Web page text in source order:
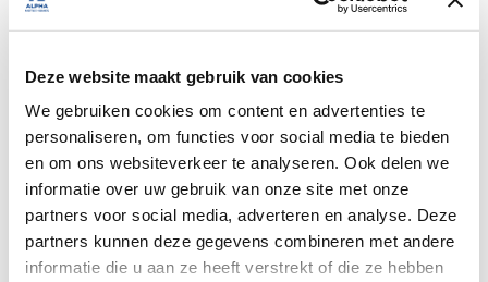
Deze website maakt gebruik van cookies
We gebruiken cookies om content en advertenties te
personaliseren, om functies voor social media te bieden
en om ons websiteverkeer te analyseren. Ook delen we
informatie over uw gebruik van onze site met onze
partners voor social media, adverteren en analyse. Deze
partners kunnen deze gegevens combineren met andere
informatie die u aan ze heeft verstrekt of die ze hebben